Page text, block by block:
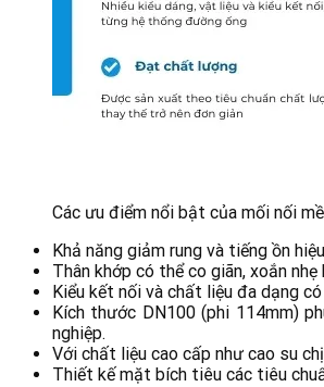
Các ưu điểm nổi bật của mối nối
Khả năng giảm rung và tiếng ồn
Thân khớp có thể co giãn, xoắn
Kiểu kết nối và chất liệu đa dạng
Kích thước DN100 (phi 114mm)
nghiệp.
Với chất liệu cao cấp như cao su
Thiết kế mặt bích tiêu các tiêu